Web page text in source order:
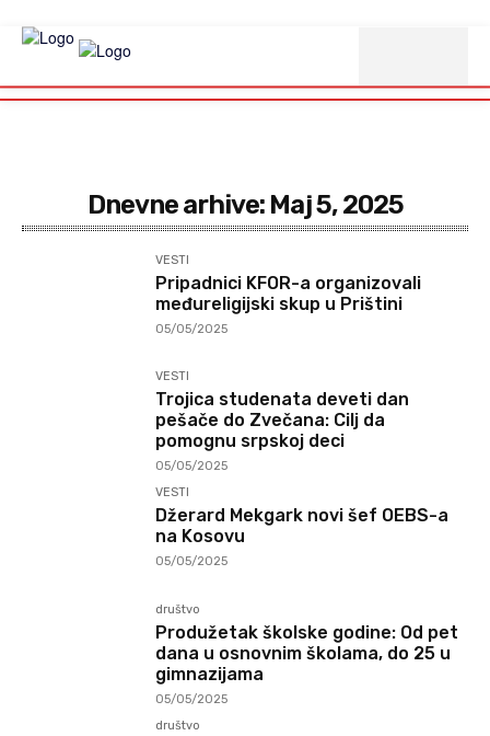
Dnevne arhive: Maj 5, 2025
VESTI
Pripadnici KFOR-a organizovali
međureligijski skup u Prištini
05/05/2025
VESTI
Trojica studenata deveti dan
pešače do Zvečana: Cilj da
pomognu srpskoj deci
05/05/2025
VESTI
Džerard Mekgark novi šef OEBS-a
na Kosovu
05/05/2025
društvo
Produžetak školske godine: Od pet
dana u osnovnim školama, do 25 u
gimnazijama
05/05/2025
društvo